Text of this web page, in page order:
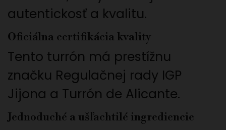
autentickosť a kvalitu.
Oficiálna certifikácia kvality
Tento turrón má prestížnu
značku Regulačnej rady IGP
Jijona a Turrón de Alicante.
Jednoduché a ušľachtilé ingrediencie